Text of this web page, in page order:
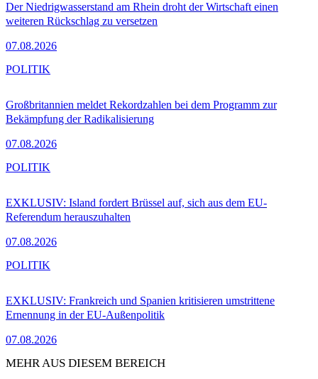
Der Niedrigwasserstand am Rhein droht der Wirtschaft einen
weiteren Rückschlag zu versetzen
07.08.2026
Großbritannien meldet Rekordzahlen bei dem Programm zur
Bekämpfung der Radikalisierung
07.08.2026
POLITIK
EXKLUSIV: Island fordert Brüssel auf, sich aus dem EU-
Referendum herauszuhalten
07.08.2026
POLITIK
EXKLUSIV: Frankreich und Spanien kritisieren umstrittene
Ernennung in der EU-Außenpolitik
07.08.2026
POLITIK
MEHR AUS DIESEM BEREICH